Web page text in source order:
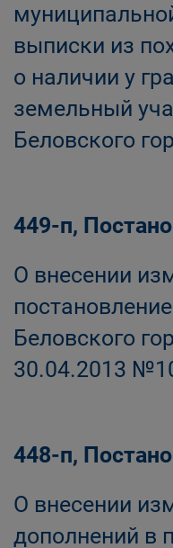
выписки из
о наличии у
земельный
Беловского
449-п,
О внесении
Беловского
30.04.2013
448-п,
О внесении
дополнений в